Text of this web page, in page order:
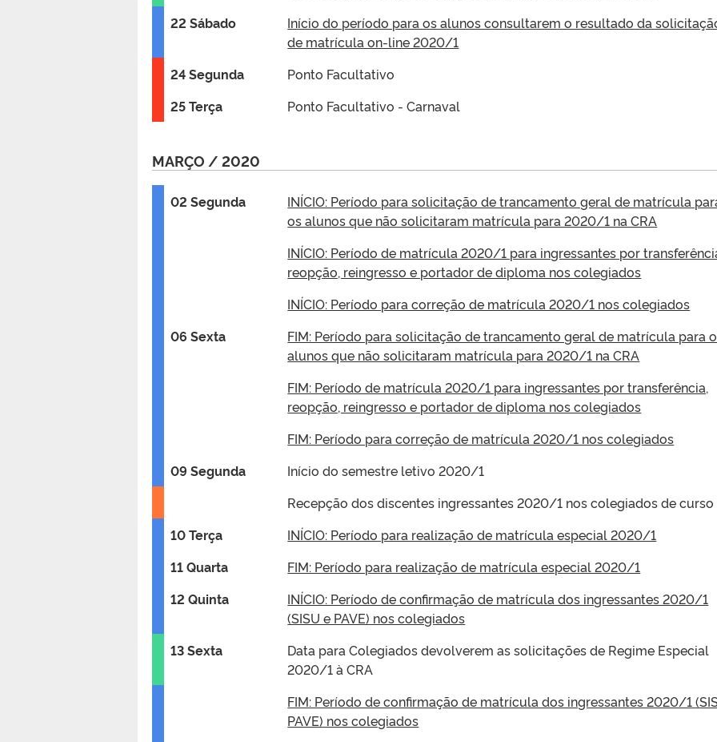
22 Sábado
Início do período para os alunos consultarem o resultado da
de matrícula on-line 2020/1
24 Segunda
Ponto Facultativo
25 Terça
Ponto Facultativo - Carnaval
MARÇO / 2020
02 Segunda
INÍCIO: Período para solicitação de trancamento geral de matrícula
os alunos que não solicitaram matrícula para 2020/1 na CRA
INÍCIO: Período de matrícula 2020/1 para ingressantes por
reopção, reingresso e portador de diploma nos colegiados
INÍCIO: Período para correção de matrícula 2020/1 nos colegiados
06 Sexta
FIM: Período para solicitação de trancamento geral de matrícula para
alunos que não solicitaram matrícula para 2020/1 na CRA
FIM: Período de matrícula 2020/1 para ingressantes por transferência,
reopção, reingresso e portador de diploma nos colegiados
FIM: Período para correção de matrícula 2020/1 nos colegiados
09 Segunda
Início do semestre letivo 2020/1
Recepção dos discentes ingressantes 2020/1 nos colegiados de curso
10 Terça
INÍCIO: Período para realização de matrícula especial 2020/1
11 Quarta
FIM: Período para realização de matrícula especial 2020/1
12 Quinta
INÍCIO: Período de confirmação de matrícula dos ingressantes 2020/1
(SISU e PAVE) nos colegiados
13 Sexta
Data para Colegiados devolverem as solicitações de Regime Especial
2020/1 à CRA
FIM: Período de confirmação de matrícula dos ingressantes 2020/1
PAVE) nos colegiados